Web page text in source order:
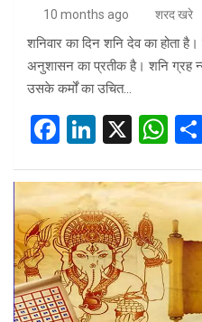
10 months ago शरद खरे
शनिवार का दिन शनि देव का होता
अनुशासन का प्रतीक है। शनि ग्रह
उसके कर्मों का उचित…
F
ce
b
o
o
k
Li
ke
dI
n
X
W
at
s
A
p
p